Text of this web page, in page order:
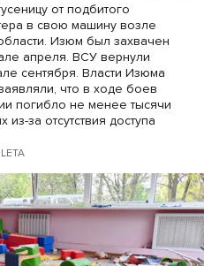
от подбитого
в свою машину возле
Изюм был захвачен
апреля. ВСУ вернули
сентября. Власти Изюма
что в ходе боев
погибло не менее тысячи
за отсутствия доступа